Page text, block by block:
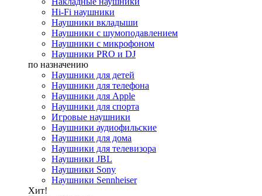
Hi-Fi наушники
Наушники вкладыши
Наушники с шумоподавлением
Наушники с микрофоном
Наушники PRO и DJ
по назначению
Наушники для детей
Наушники для телефона
Наушники для Apple
Наушники для спорта
Игровые наушники
Наушники аудиофильские
Наушники для дома
Наушники для телевизора
Наушники JBL
Наушники Sony
Наушники Sennheiser
Хит!